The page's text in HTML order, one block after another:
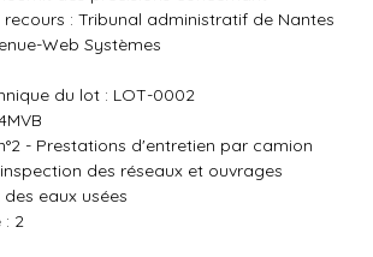
: Tribunal administratif de Nantes
Web Systèmes
du lot : LOT-0002
- Prestations d'entretien par camion
des réseaux et ouvrages
eaux usées
: 2